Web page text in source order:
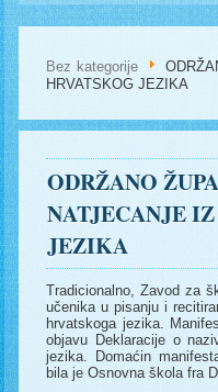
Bez kategorije
HRVATSKOG JEZIKA
ODRŽANO
NATJECANJE
JEZIKA
Tradicionalno, Zavod za
učenika u pisanju i
hrvatskoga jezika.
objavu Deklaracije o
jezika. Domaćin
bila je Osnovna škola fra